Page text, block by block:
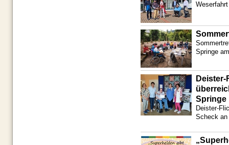
Springe
Deister-
Springe
Deister-
Scheck an